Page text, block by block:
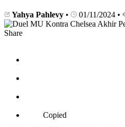
Yahya Pahlevy • 01/11/2024 •
Share
Copied